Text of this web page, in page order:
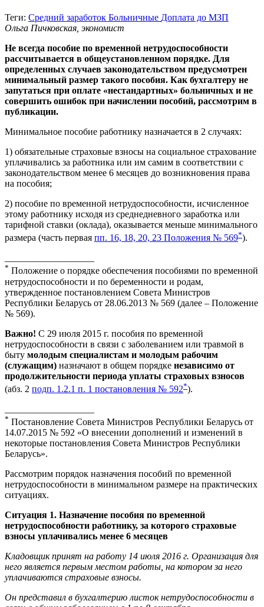
Теги: Средний заработок Больничные Доплата до МЗП
Ольга Пичковская, экономист
Не всегда пособие по временной нетрудоспособности
рассчитывается в общеустановленном порядке. Для
определенных случаев законодательством предусмотрен
минимальный размер такого пособия. Как бухгалтеру не
запутаться при оплате «нестандартных» больничных и не
совершить ошибок при начислении пособий, рассмотрим в
публикации.
Минимальное пособие работнику назначается в 2 случаях:
1) обязательные страховые взносы на социальное страхование
уплачивались за работника или им самим в соответствии с
законодательством менее 6 месяцев до возникновения права
на пособия;
2) пособие по временной нетрудоспособности, исчисленное
этому работнику исходя из среднедневного заработка или
тарифной ставки (оклада), оказывается меньше минимального
размера (часть первая пп. 16, 18, 20, 23 Положения № 569*).
* Положение о порядке обеспечения пособиями по временной
нетрудоспособности и по беременности и родам,
утвержденное постановлением Совета Министров
Республики Беларусь от 28.06.2013 № 569 (далее – Положение
№ 569).
Важно! С 29 июля 2015 г. пособия по временной
нетрудоспособности в связи с заболеванием или травмой в
быту молодым специалистам и молодым рабочим
(служащим) назначают в общем порядке независимо от
продолжительности периода уплаты страховых взносов
(абз. 2 подп. 1.2.1 п. 1 постановления № 592*).
* Постановление Совета Министров Республики Беларусь от
14.07.2015 № 592 «О внесении дополнений и изменений в
некоторые постановления Совета Министров Республики
Беларусь».
Рассмотрим порядок назначения пособий по временной
нетрудоспособности в минимальном размере на практических
ситуациях.
Ситуация 1. Назначение пособия по временной
нетрудоспособности работнику, за которого страховые
взносы уплачивались менее 6 месяцев
Кладовщик принят на работу 14 июля 2016 г. Организация для
него является первым местом работы, на котором за него
уплачиваются страховые взносы.
Он представил в бухгалтерию листок нетрудоспособности в